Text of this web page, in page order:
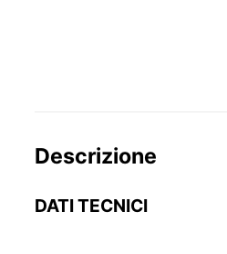
Descrizione
DATI TECNICI